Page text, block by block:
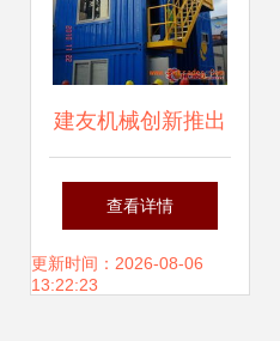
建友机械创新推出
首款集装箱式混凝
土搅拌站，重塑水
查看详情
更新时间：2026-08-06
13:22:23